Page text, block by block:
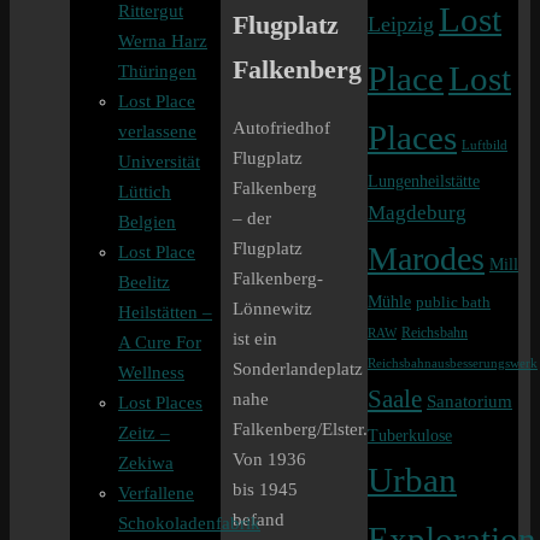
Flugplatz
Falkenberg
Autofriedhof
Flugplatz
Falkenberg
– der
Flugplatz
Falkenberg-
Lönnewitz
ist ein
Sonderlandeplatz
nahe
Falkenberg/Elster.
Von 1936
bis 1945
befand
Rittergut
Werna Harz
Thüringen
Lost Place
verlassene
Universität
Lüttich
Belgien
Lost Place
Beelitz
Heilstätten –
A Cure For
Wellness
Lost Places
Zeitz –
Zekiwa
Verfallene
Schokoladenfabrik
Leipzig Lost
PlaceLost
Places Luftbild
Lungenheilstätte
Magdeburg
Marodes Mill
Mühle public bath
RAW Reichsbahn
Reichsbahnausbesserungswerk
Saale Sanatorium
Tuberkulose
Urban